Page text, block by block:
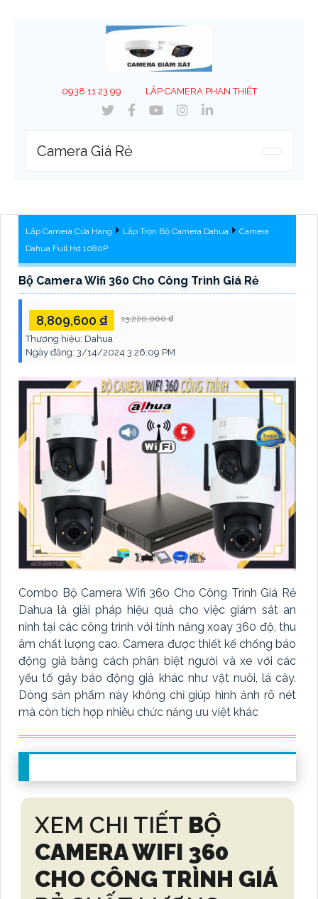
0938 11 23 99 LẮP CAMERA PHAN THIẾT
Camera Giá Rẻ
Lắp Camera Cửa Hàng Lắp Trọn Bộ Camera Dahua
Camera
Dahua Full Hd 1080P
Bộ Camera Wifi 360 Cho Công Trình Giá Rẻ
8,809,600 ₫ 13,220,000 ₫
Thương hiệu: Dahua
Ngày đăng: 3/14/2024 3:26:09 PM
Combo Bộ Camera Wifi 360 Cho Công Trình Giá Rẻ
Dahua là giải pháp hiệu quả cho việc giám sát an
ninh tại các công trình với tính năng xoay 360 độ, thu
âm chất lượng cao. Camera được thiết kế chống báo
động giả bằng cách phân biệt người và xe với các
yếu tố gây báo động giả khác như vật nuôi, lá cây.
Dòng sản phẩm này không chỉ giúp hình ảnh rõ nét
mà còn tích hợp nhiều chức năng ưu việt khác
XEM CHI TIẾT BỘ
CAMERA WIFI 360
CHO CÔNG TRÌNH GIÁ